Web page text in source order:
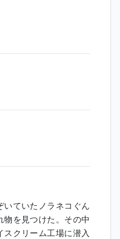
いていたノラネコぐん
物を見つけた。その中
クリーム工場に潜入